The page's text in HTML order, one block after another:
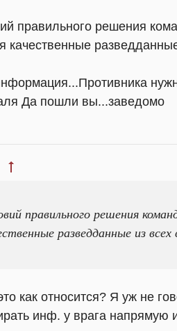
правильного решения
качественные
Да пошли вы...заведомо
правильного решения
разведданные из
как относится? Я уж не
инф. у врага напрямую